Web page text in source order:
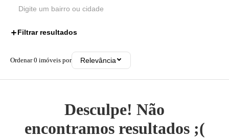
Filtrar resultados
Ordenar0 imóveis por Relevância
Desculpe! Não
encontramos resultados ;(